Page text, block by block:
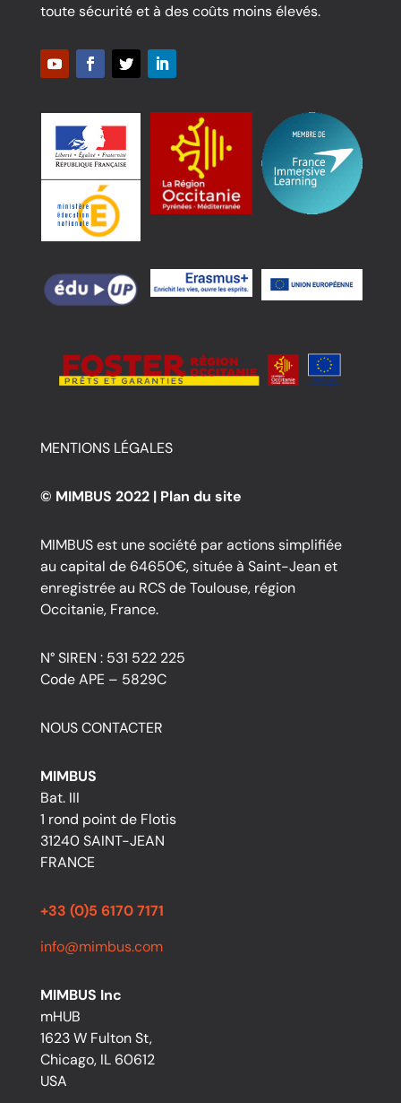
toute sécurité et à des coûts moins élevés.
MENTIONS LÉGALES
© MIMBUS 2022 | Plan du site
MIMBUS est une société par actions simplifiée
au capital de 64650€, située à Saint-Jean et
enregistrée au RCS de Toulouse, région
Occitanie, France.
N° SIREN : 531 522 225
Code APE – 5829C
NOUS CONTACTER
MIMBUS
Bat. III
1 rond point de Flotis
31240 SAINT-JEAN
FRANCE
+33 (0)5 6170 7171
info@mimbus.com
MIMBUS Inc
mHUB
1623 W Fulton St,
Chicago, IL 60612
USA